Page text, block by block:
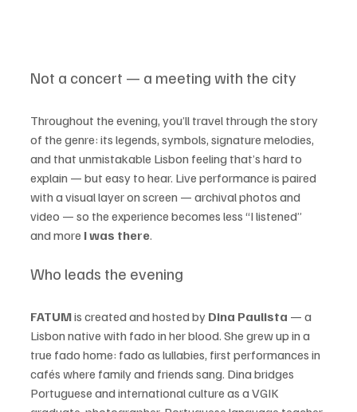
Not a concert — a meeting with the city
Throughout the evening, you’ll travel through the story
of the genre: its legends, symbols, signature melodies,
and that unmistakable Lisbon feeling that’s hard to
explain — but easy to hear. Live performance is paired
with a visual layer on screen — archival photos and
video — so the experience becomes less “I listened”
and more I was there.
Who leads the evening
FATUM is created and hosted by Dina Paulista — a
Lisbon native with fado in her blood. She grew up in a
true fado home: fado as lullabies, first performances in
cafés where family and friends sang. Dina bridges
Portuguese and international culture as a VGIK